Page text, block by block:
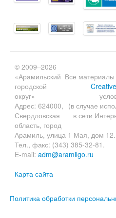
Все материалы
(в случае
в сети
© 2009–2026
«Арамильский
городской
округ»
Адрес: 624000,
Свердловская
область, город
Арамиль, улица 1 Мая, дом 12.
Тел., факс: (343) 385-32-81.
E-mail: adm@aramilgo.ru
Карта сайта
Политика обработки